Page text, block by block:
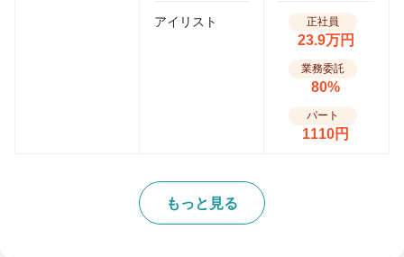
アイリスト 正社員
23.9万円
業務委託
80%
パート
1110円
もっと見る